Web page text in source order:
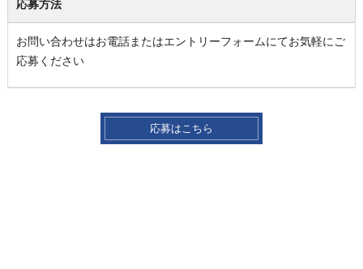
応募方法
お問い合わせはお電話またはエントリーフォームにてお気軽にご
応募ください
応募はこちら